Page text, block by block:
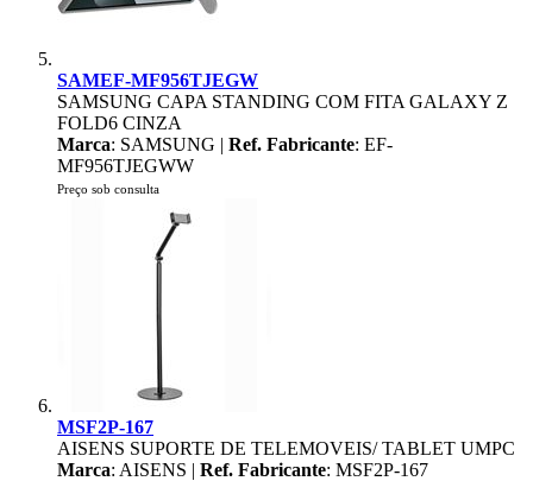
SAMEF-MF956TJEGW
SAMSUNG CAPA STANDING COM FITA GALAXY Z
FOLD6 CINZA
Marca: SAMSUNG | Ref. Fabricante: EF-
MF956TJEGWW
Preço sob consulta
MSF2P-167
AISENS SUPORTE DE TELEMOVEIS/ TABLET UMPC
Marca: AISENS | Ref. Fabricante: MSF2P-167